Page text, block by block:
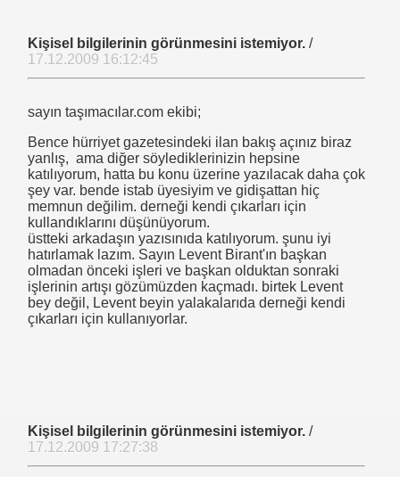
Kişisel bilgilerinin görünmesini istemiyor. /
17.12.2009 16:12:45
sayın taşımacılar.com ekibi;
Bence hürriyet gazetesindeki ilan bakış açınız biraz
yanlış, ama diğer söylediklerinizin hepsine
katılıyorum, hatta bu konu üzerine yazılacak daha çok
şey var. bende istab üyesiyim ve gidişattan hiç
memnun değilim. derneği kendi çıkarları için
kullandıklarını düşünüyorum.
üstteki arkadaşın yazısınıda katılıyorum. şunu iyi
hatırlamak lazım. Sayın Levent Birant'ın başkan
olmadan önceki işleri ve başkan olduktan sonraki
işlerinin artışı gözümüzden kaçmadı. birtek Levent
bey değil, Levent beyin yalakalarıda derneği kendi
çıkarları için kullanıyorlar.
Kişisel bilgilerinin görünmesini istemiyor. /
17.12.2009 17:27:38
SERVİS ARAÇ YAŞ TŞK MESAJIMIZ
Yaptığım Konuşma